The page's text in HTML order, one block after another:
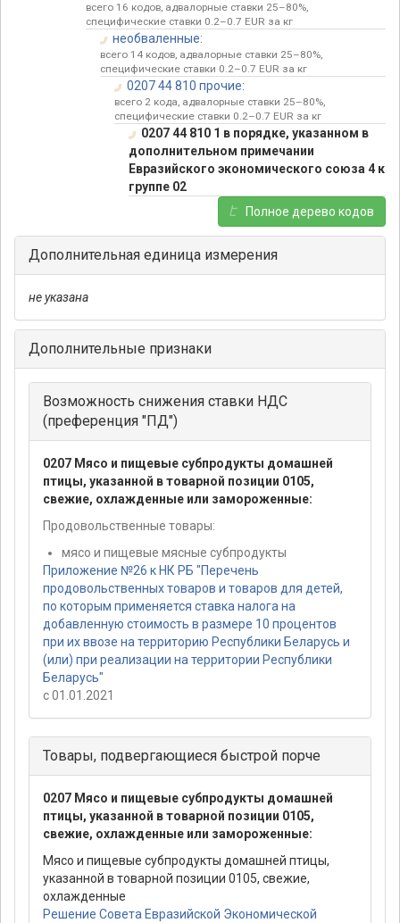
всего 16 кодов, адвалорные ставки 25–80%,
специфические ставки 0.2–0.7 EUR за кг
необваленные:
всего 14 кодов, адвалорные ставки 25–80%,
специфические ставки 0.2–0.7 EUR за кг
0207 44 810 прочие:
всего 2 кода, адвалорные ставки 25–80%,
специфические ставки 0.2–0.7 EUR за кг
0207 44 810 1 в порядке, указанном в
дополнительном примечании
Евразийского экономического союза 4 к
группе 02
Полное дерево кодов
Дополнительная единица измерения
не указана
Дополнительные признаки
Возможность снижения ставки НДС
(преференция "ПД")
0207 Мясо и пищевые субпродукты домашней
птицы, указанной в товарной позиции 0105,
свежие, охлажденные или замороженные:
Продовольственные товары:
мясо и пищевые мясные субпродукты
Приложение №26 к НК РБ "Перечень
продовольственных товаров и товаров для детей,
по которым применяется ставка налога на
добавленную стоимость в размере 10 процентов
при их ввозе на территорию Республики Беларусь и
(или) при реализации на территории Республики
Беларусь"
с 01.01.2021
Товары, подвергающиеся быстрой порче
0207 Мясо и пищевые субпродукты домашней
птицы, указанной в товарной позиции 0105,
свежие, охлажденные или замороженные:
Мясо и пищевые субпродукты домашней птицы,
указанной в товарной позиции 0105, свежие,
охлажденные
Решение Совета Евразийской Экономической